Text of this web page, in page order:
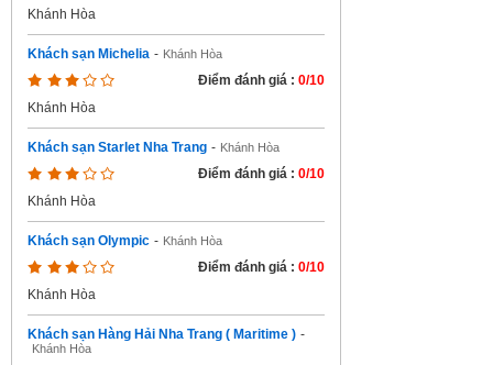
Khánh Hòa
Khách sạn Michelia - Khánh Hòa
Điểm đánh giá : 0/10
Khánh Hòa
Khách sạn Starlet Nha Trang - Khánh Hòa
Điểm đánh giá : 0/10
Khánh Hòa
Khách sạn Olympic - Khánh Hòa
Điểm đánh giá : 0/10
Khánh Hòa
Khách sạn Hàng Hải Nha Trang ( Maritime ) -
Khánh Hòa